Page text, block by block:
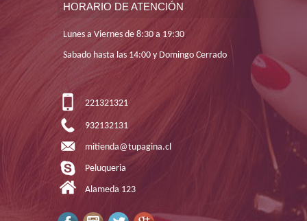
HORARIO DE ATENCIÓN
Lunes a Viernes de 8:30 a 19:30
Sabado hasta las 14:00 y Domingo Cerrado
221321321
932132131
mitienda@tupagina.cl
Peluqueria
Alameda 123